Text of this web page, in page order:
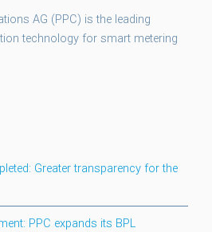
AG (PPC) is the leading
technology for smart metering
Greater transparency for the
PPC expands its BPL